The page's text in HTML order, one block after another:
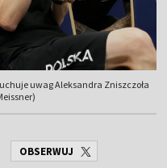
uwag Aleksandra Zniszczoła
OBSERWUJ